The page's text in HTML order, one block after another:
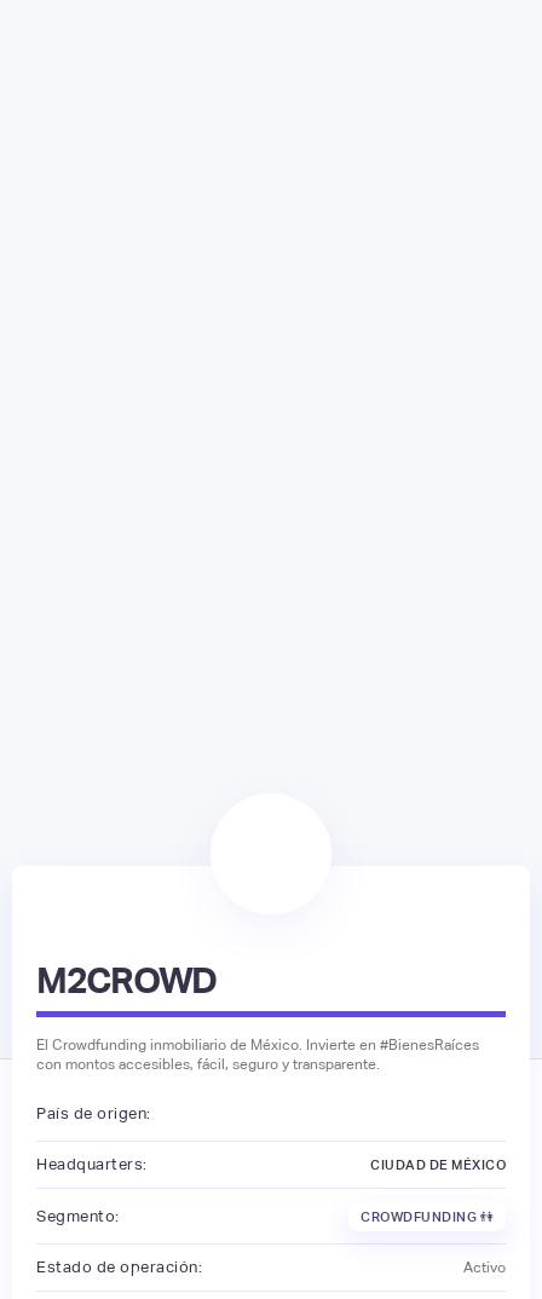
M2CROWD
El Crowdfunding inmobiliario de México. Invierte en #BienesRaíces
con montos accesibles, fácil, seguro y transparente.
País de origen:
Headquarters: CIUDAD DE MÉXICO
Segmento: CROWDFUNDING 👫
Estado de operación: Activo